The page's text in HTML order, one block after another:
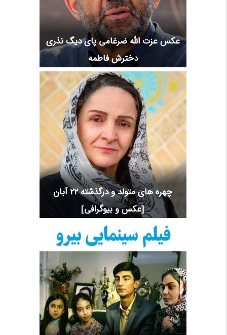
عکس عزت الله ضرغامی پای دیگ نذری
دخترش فاطمه
چهره های متولد و درگذشته 22 آبان
[عکس و بیوگرافی]